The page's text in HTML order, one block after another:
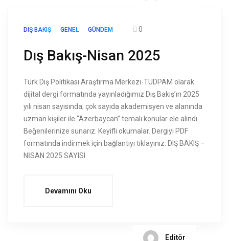
DIŞ BAKIŞ GENEL GÜNDEM 0
Dış Bakış-Nisan 2025
Türk Dış Politikası Araştırma Merkezi-TUDPAM olarak
dijital dergi formatında yayınladığımız Dış Bakış’ın 2025
yılı nisan sayısında; çok sayıda akademisyen ve alanında
uzman kişiler ile “Azerbaycan” temalı konular ele alındı.
Beğenilerinize sunarız. Keyifli okumalar. Dergiyi PDF
formatında indirmek için bağlantıyı tıklayınız. DIŞ BAKIŞ –
NİSAN 2025 SAYISI
Devamını Oku
Editör